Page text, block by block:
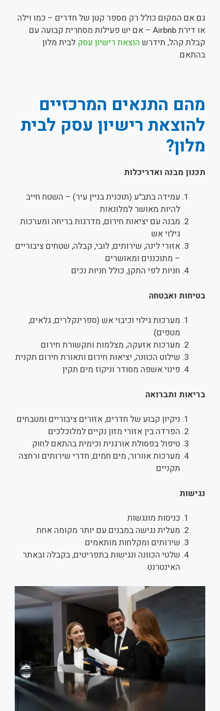
גם אם המקום כולל רק מספר קטן של חדרים – כמו וילה
או דירת Airbnb – אם יש פעילות מסחרית קבועה עם
קבלת קהל, תידרש הוצאת רישיון עסק לבית מלון
בהתאם.
מהם התנאים המרכזיים
להוצאת רישיון עסק לבית
מלון?
תכנון מבנה ואדריכלות
עמידה בתב"ע (תוכנית בניין עיר) – השטח חייב
להיות מאושר למלונאות
מבנה עם יציאות חירום, מדרגות בריחה ומערכות
גילוי אש
אזורי לינה, שירותים, לובי, קבלה, שטחים ציבוריים
– מתוכננים ומאושרים
חניות לפי התקן, כולל חניות נכים
בטיחות ואבטחה
מערכות גילוי וכיבוי אש (ספרינקלרים, גלאים,
מטפים)
מערכות אזעקה, מצלמות ותקשורת חירום
שילוט הכוונה, יציאות חירום ותאורת חירום תקנית
פינוי אשפה מסודר וניקוז מים תקין
בריאות ותברואה
ניקיון קבוע של חדרים, אזורים ציבוריים ומטבחים
הפרדה בין אזורי מזון נקיים למלוכלכים
טיפול בפסולת אורגנית וכימית בהתאם לחוק
מערכות אוורור, מים חמים, חדרי שירותים ורחצה
תקניים
נגישות
כניסות מונגשות
מעלית נגישה במבנים עם יותר מקומה אחת
שירותים ומקלחות מותאמים
שלטי הכוונה ונגישות בתפריטים, בקבלה ובאתר
האינטרנט